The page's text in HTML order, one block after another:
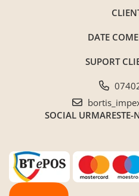
DATE
SUPORT
SOCIAL